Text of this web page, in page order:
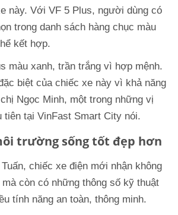
này. Với VF 5 Plus, người dùng có
trong danh sách hàng chục màu
kết hợp.
màu xanh, trần trắng vì hợp mệnh.
biệt của chiếc xe này vì khả năng
Ngọc Minh, một trong những vị
tiên tại VinFast Smart City nói.
trường sống tốt đẹp hơn
chiếc xe điện mới nhận không
còn có những thông số kỹ thuật
tính năng an toàn, thông minh.